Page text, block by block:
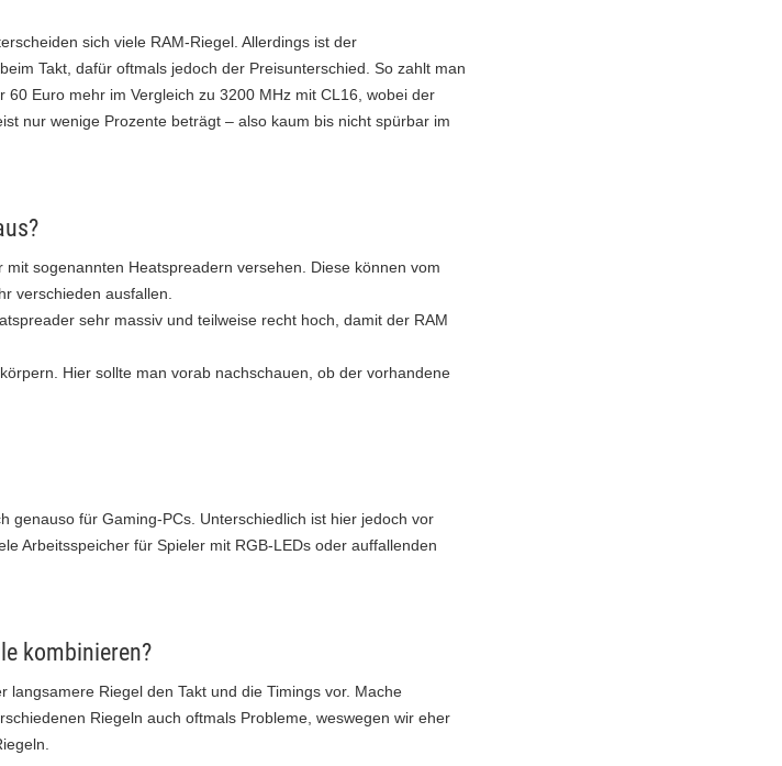
sich viele RAM-Riegel. Allerdings ist der
Takt, dafür oftmals jedoch der Preisunterschied. So zahlt man
Euro mehr im Vergleich zu 3200 MHz mit CL16, wobei der
nur wenige Prozente beträgt – also kaum bis nicht spürbar im
sogenannten Heatspreadern versehen. Diese können vom
verschieden ausfallen.
sehr massiv und teilweise recht hoch, damit der RAM
Hier sollte man vorab nachschauen, ob der vorhandene
genauso für Gaming-PCs. Unterschiedlich ist hier jedoch vor
Arbeitsspeicher für Spieler mit RGB-LEDs oder auffallenden
kombinieren?
Riegel den Takt und die Timings vor. Mache
Riegeln auch oftmals Probleme, weswegen wir eher